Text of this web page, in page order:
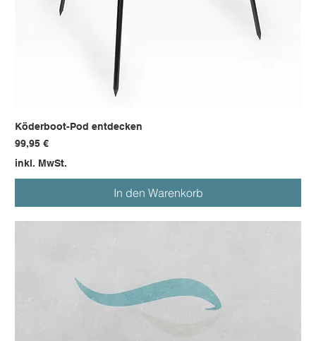
Köderboot-Pod entdecken
Preis
99,95 €
inkl. MwSt.
In den Warenkorb